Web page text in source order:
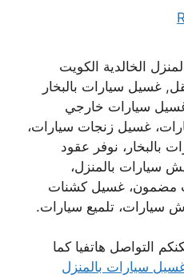
الخالدية الكويت
غسيل سيارات بالبخار
غسيل سيارات خارجي
غسيل زنجات سيارات،
بالبخار، نوفر عقود
سيارات بالمنزل،
مضمون، غسيل كشنات
سيارات، تلميع سيارات.
التواصل هاتفيا كما
سيارات بالمنزل